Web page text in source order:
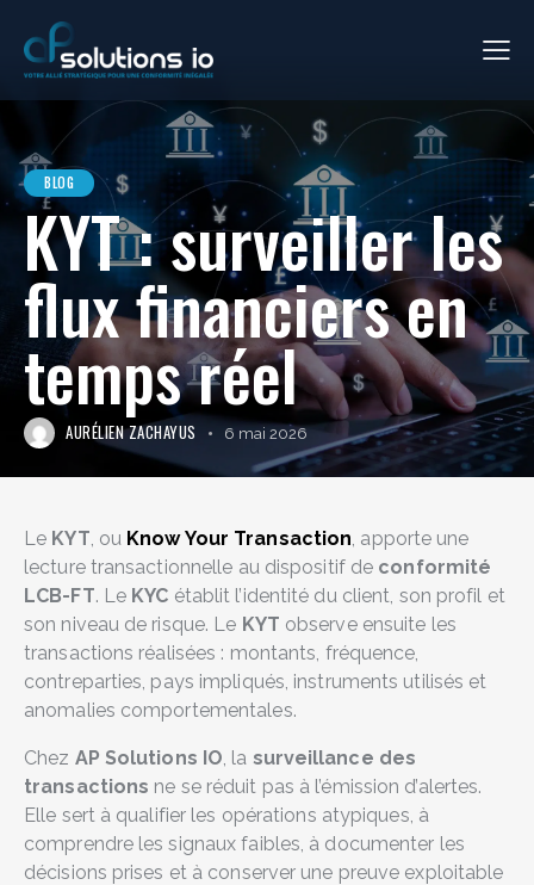
BLOG
KYT : surveiller les
flux financiers en
temps réel
AURÉLIEN ZACHAYUS 6 mai 2026
Le KYT, ou Know Your Transaction, apporte une
lecture transactionnelle au dispositif de conformité
LCB-FT. Le KYC établit l’identité du client, son profil et
son niveau de risque. Le KYT observe ensuite les
transactions réalisées : montants, fréquence,
contreparties, pays impliqués, instruments utilisés et
anomalies comportementales.
Chez AP Solutions IO, la surveillance des
transactions ne se réduit pas à l’émission d’alertes.
Elle sert à qualifier les opérations atypiques, à
comprendre les signaux faibles, à documenter les
décisions prises et à conserver une preuve exploitable